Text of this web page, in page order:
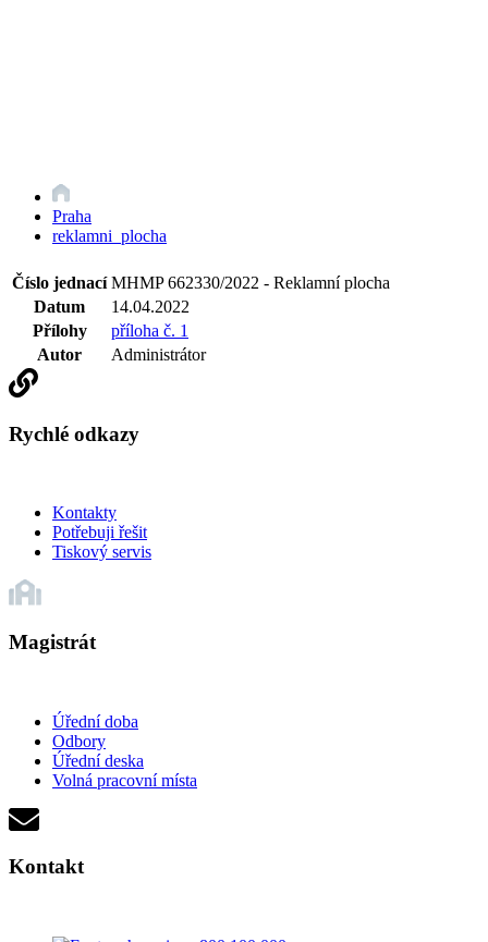
Praha
reklamni_plocha
Číslo jednací MHMP 662330/2022 - Reklamní plocha
Datum
14.04.2022
Přílohy
příloha č. 1
Autor
Administrátor
Rychlé odkazy
Kontakty
Potřebuji řešit
Tiskový servis
Magistrát
Úřední doba
Odbory
Úřední deska
Volná pracovní místa
Kontakt